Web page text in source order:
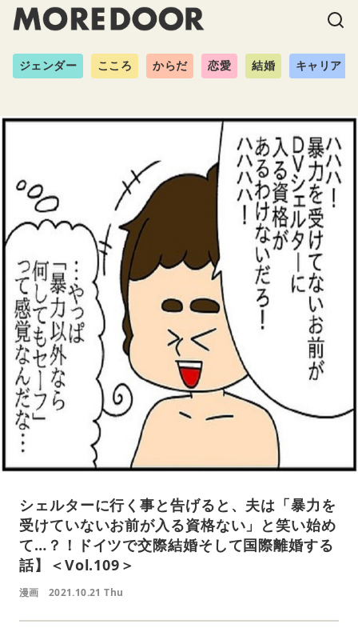
ジェンダー こころ からだ 恋愛 結婚 キャリア
シェルターに行く事と告げると、夫は「暴力を
受けていないお前が入る資格ない」と笑い始め
て…？！ドイツで交際結婚そして国際離婚する
話】＜Vol.109＞
漫画 2021.10.21 Thu